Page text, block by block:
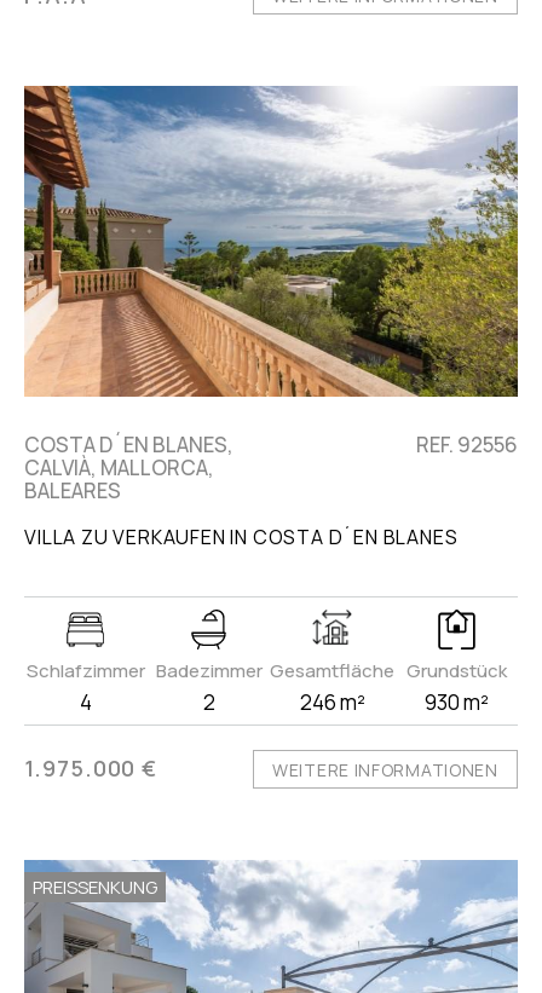
COSTA D´EN BLANES,
CALVIÀ, MALLORCA,
BALEARES
REF. 92556
VILLA ZU VERKAUFEN IN COSTA D´EN BLANES
Schlafzimmer
4
Badezimmer
2
Gesamtfläche
246 m²
Grundstück
930 m²
1.975.000 € WEITERE INFORMATIONEN
PREISSENKUNG